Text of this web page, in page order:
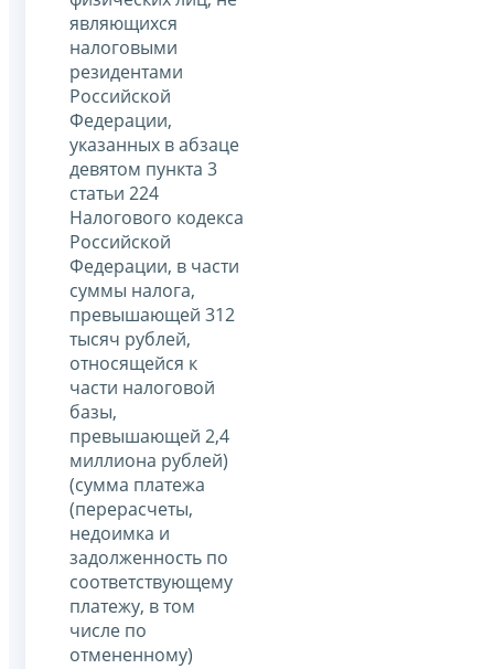
являющихся
налоговыми
резидентами
Российской
Федерации,
указанных в абзаце
девятом пункта 3
статьи 224
Налогового кодекса
Российской
Федерации, в части
суммы налога,
превышающей 312
тысяч рублей,
относящейся к
части налоговой
базы,
превышающей 2,4
миллиона рублей)
(сумма платежа
(перерасчеты,
недоимка и
задолженность по
соответствующему
платежу, в том
числе по
отмененному)